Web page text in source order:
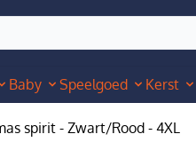
Baby Speelgoed Kerst
spirit - Zwart/Rood - 4XL